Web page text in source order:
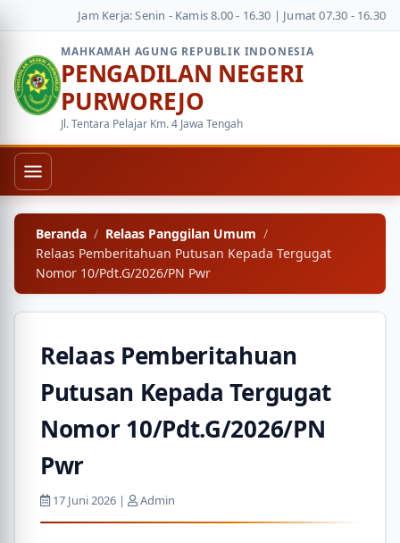
Jam Kerja: Senin - Kamis 8.00 - 16.30 | Jumat 07.30 - 16.30
MAHKAMAH AGUNG REPUBLIK INDONESIA
PENGADILAN NEGERI
PURWOREJO
Jl. Tentara Pelajar Km. 4 Jawa Tengah
Beranda
Relaas Panggilan Umum
Relaas Pemberitahuan Putusan Kepada Tergugat
Nomor 10/Pdt.G/2026/PN Pwr
Relaas Pemberitahuan
Putusan Kepada Tergugat
Nomor 10/Pdt.G/2026/PN
Pwr
17 Juni 2026 | Admin